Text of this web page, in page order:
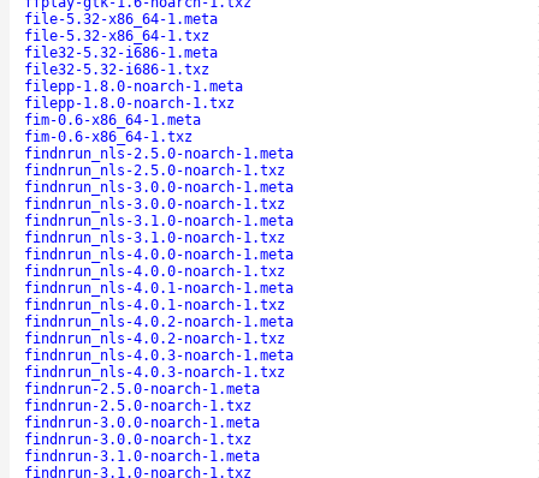
file-5.32-x86_64-1.meta
file-5.32-x86_64-1.txz
file32-5.32-i686-1.meta
file32-5.32-i686-1.txz
filepp-1.8.0-noarch-1.meta
filepp-1.8.0-noarch-1.txz
fim-0.6-x86_64-1.meta
fim-0.6-x86_64-1.txz
findnrun_nls-2.5.0-noarch-1.meta
findnrun_nls-2.5.0-noarch-1.txz
findnrun_nls-3.0.0-noarch-1.meta
findnrun_nls-3.0.0-noarch-1.txz
findnrun_nls-3.1.0-noarch-1.meta
findnrun_nls-3.1.0-noarch-1.txz
findnrun_nls-4.0.0-noarch-1.meta
findnrun_nls-4.0.0-noarch-1.txz
findnrun_nls-4.0.1-noarch-1.meta
findnrun_nls-4.0.1-noarch-1.txz
findnrun_nls-4.0.2-noarch-1.meta
findnrun_nls-4.0.2-noarch-1.txz
findnrun_nls-4.0.3-noarch-1.meta
findnrun_nls-4.0.3-noarch-1.txz
findnrun-2.5.0-noarch-1.meta
findnrun-2.5.0-noarch-1.txz
findnrun-3.0.0-noarch-1.meta
findnrun-3.0.0-noarch-1.txz
findnrun-3.1.0-noarch-1.meta
findnrun-3.1.0-noarch-1.txz